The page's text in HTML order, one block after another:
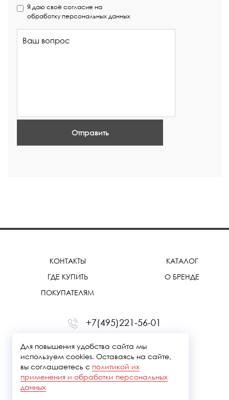
Я даю своё согласие на
обработку персональных данных
Отправить
КОНТАКТЫ
ГДЕ КУПИТЬ
ПОКУПАТЕЛЯМ
КАТАЛОГ
О БРЕНДЕ
+7(495)221-56-01
office@treemmerussia.ru
Для повышения удобства сайта мы
используем cookies. Оставаясь на сайте,
вы соглашаетесь с политикой их
применения и обработки персональных
данных